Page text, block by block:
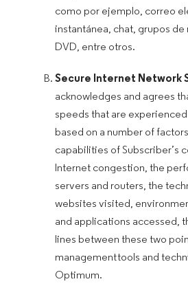
como por ejemplo, correo
instantánea, chat, grupos
DVD, entre otros.
Secure Internet Network
acknowledges and agrees
speeds that are
based on a number of
capabilities of Subscriber’s
Internet congestion, the
servers and routers, the
websites visited,
and applications accessed,
lines between these two
management tools and
Optimum.